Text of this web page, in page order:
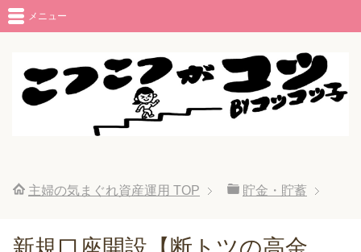
メニュー
主婦の気まぐれ資産運用 TOP 貯金・貯蓄